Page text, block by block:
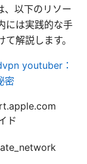
、以下のリソー
には実践的な手
解説します。
youtuber：
密
ド